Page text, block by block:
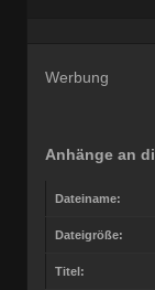
Werbung
Anhänge an
Dateiname:
Dateigröße:
Titel: